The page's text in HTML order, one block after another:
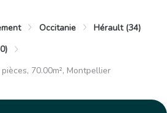
Occitanie
Hérault (34)
70.00m², Montpellier